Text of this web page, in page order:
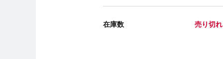
在庫数 売り切れ